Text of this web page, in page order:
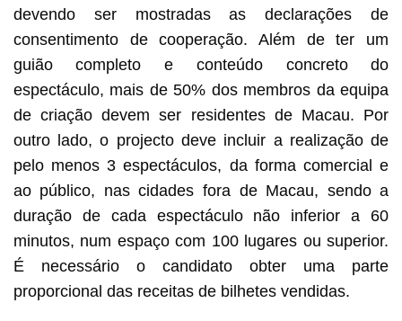
devendo ser mostradas as declarações de
consentimento de cooperação. Além de ter um
guião completo e conteúdo concreto do
espectáculo, mais de 50% dos membros da equipa
de criação devem ser residentes de Macau. Por
outro lado, o projecto deve incluir a realização de
pelo menos 3 espectáculos, da forma comercial e
ao público, nas cidades fora de Macau, sendo a
duração de cada espectáculo não inferior a 60
minutos, num espaço com 100 lugares ou superior.
É necessário o candidato obter uma parte
proporcional das receitas de bilhetes vendidas.